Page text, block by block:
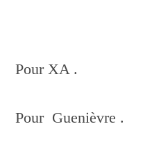
Pour XA .
Pour Guenièvre .